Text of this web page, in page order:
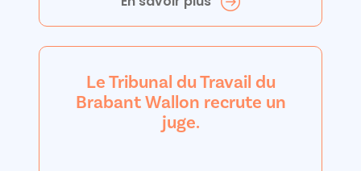
Le Tribunal du Travail du
Brabant Wallon recrute un
juge.